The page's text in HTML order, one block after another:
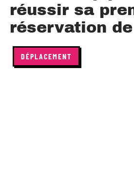
réussir sa
réservation
DÉPLACEMENT